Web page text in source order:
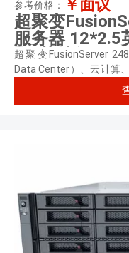
参考价格： ￥面议
超聚变
服务器 12*2.5
颗*英特尔至
三十六核心丨
丨可选阵列卡
电源丨三年质
超聚变FusionServer
Data Center）、云计算
推出的具有广泛用途的